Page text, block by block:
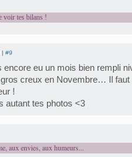
voir tes bilans !
| #9
encore eu un mois bien rempli
gros creux en Novembre… Il
!
autant tes photos <3
aux envies, aux humeurs...